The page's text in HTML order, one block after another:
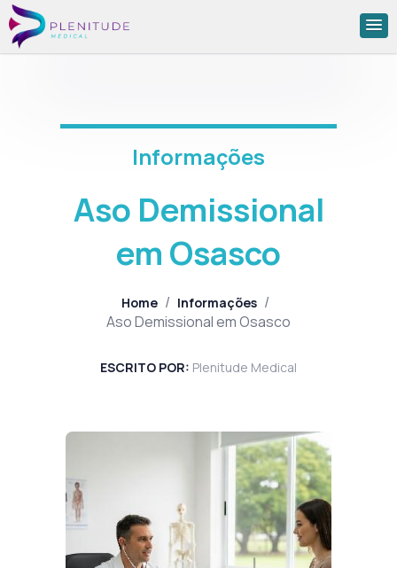
Informações
Aso Demissional
em Osasco
Home / Informações /
Aso Demissional em Osasco
ESCRITO POR: Plenitude Medical